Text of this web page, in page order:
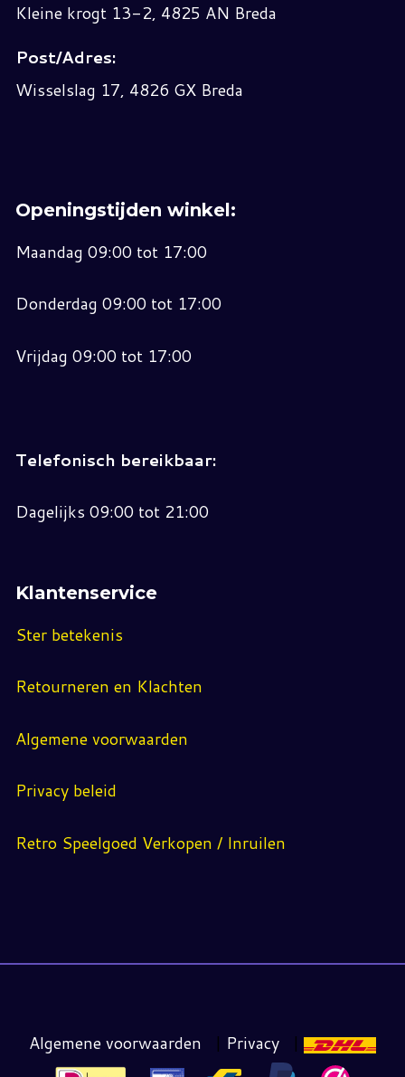
Kleine krogt 13-2, 4825 AN Breda
Post/Adres:
Wisselslag 17, 4826 GX Breda
Openingstijden winkel:
Maandag 09:00 tot 17:00
Donderdag 09:00 tot 17:00
Vrijdag 09:00 tot 17:00
Telefonisch bereikbaar:
Dagelijks 09:00 tot 21:00
Klantenservice
Ster betekenis
Retourneren en Klachten
Algemene voorwaarden
Privacy beleid
Retro Speelgoed Verkopen / Inruilen
Algemene voorwaarden | Privacy |